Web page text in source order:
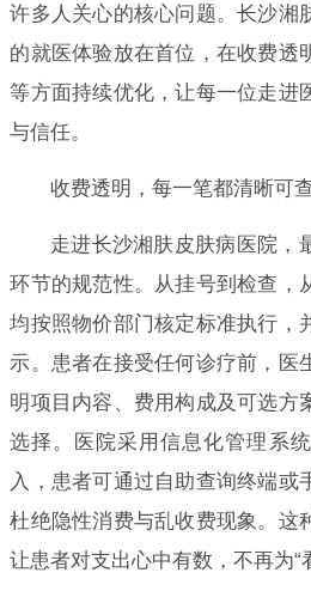
许多人关心的核心问题。长沙湘
的就医体验放在首位，在收费透
等方面持续优化，让每一位走进
与信任。
收费透明，每一笔都清晰可
走进长沙湘肤皮肤病医院，
环节的规范性。从挂号到检查，
均按照物价部门核定标准执行，
示。患者在接受任何诊疗前，医
明项目内容、费用构成及可选方
选择。医院采用信息化管理系
入，患者可通过自助查询终端或
杜绝隐性消费与乱收费现象。这
让患者对支出心中有数，不再为“